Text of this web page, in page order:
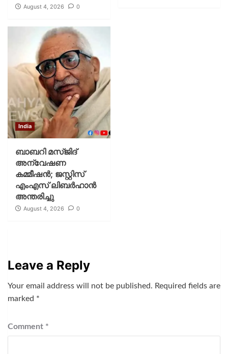
August 4, 2026 0
India
ബാബറി മസ്ജിദ്
അന്വേഷണ
കമ്മീഷന്‍; ജസ്റ്റിസ്
എംഎസ് ലിബര്‍ഹാന്‍
അന്തരിച്ചു
August 4, 2026 0
Leave a Reply
Your email address will not be published. Required fields are
marked *
Comment *